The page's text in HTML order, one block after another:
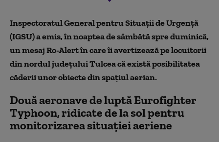
Inspectoratul General pentru Situaţii de Urgenţă
(IGSU) a emis, în noaptea de sâmbătă spre duminică,
un mesaj Ro-Alert în care îi avertizează pe locuitorii
din nordul judeţului Tulcea că există posibilitatea
căderii unor obiecte din spaţiul aerian.
Două aeronave de luptă Eurofighter
Typhoon, ridicate de la sol pentru
monitorizarea situației aeriene